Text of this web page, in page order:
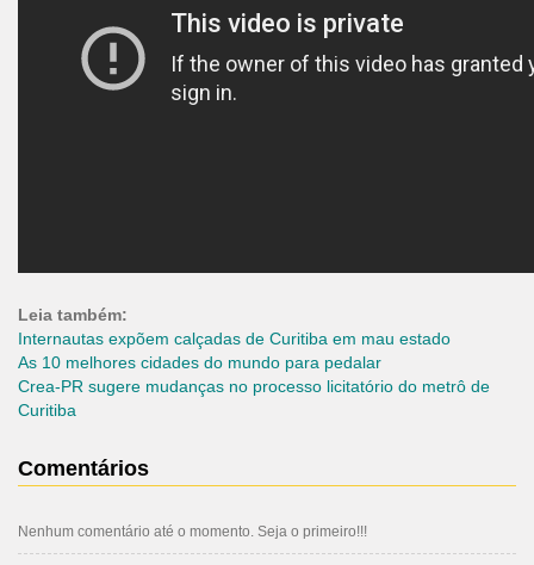
Leia também:
Internautas expõem calçadas de Curitiba em mau estado
As 10 melhores cidades do mundo para pedalar
Crea-PR sugere mudanças no processo licitatório do metrô de
Curitiba
Comentários
Nenhum comentário até o momento. Seja o primeiro!!!